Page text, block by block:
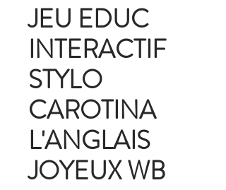
JEU EDUC
INTERACTIF
STYLO
CAROTINA
L'ANGLAIS
JOYEUX WB